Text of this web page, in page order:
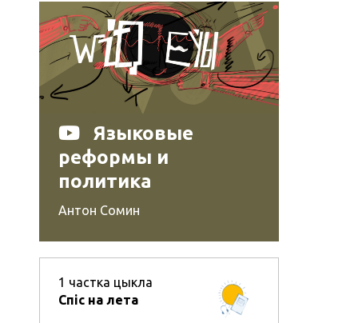
Языковые
реформы и
политика
Антон Сомин
1 частка цыкла
Спіс на лета